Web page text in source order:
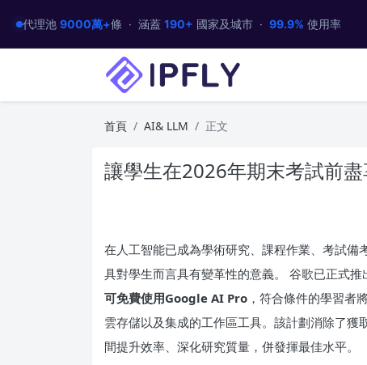
代理池 9000萬+條 · 涵蓋 190+ 國家及城市 · 99.9% 使用率
首頁 AI& LLM 正文
讓學生在2026年期末考試前
在人工智能已成為學術研究、課程作業、考試
具對學生而言具有變革性的意義。 谷歌已正式推
可免費使用Google AI Pro ，符合條件的學習者
雲存儲以及集成的工作區工具。該計劃消除了
間提升效率、深化研究質量，併發揮最佳水平。